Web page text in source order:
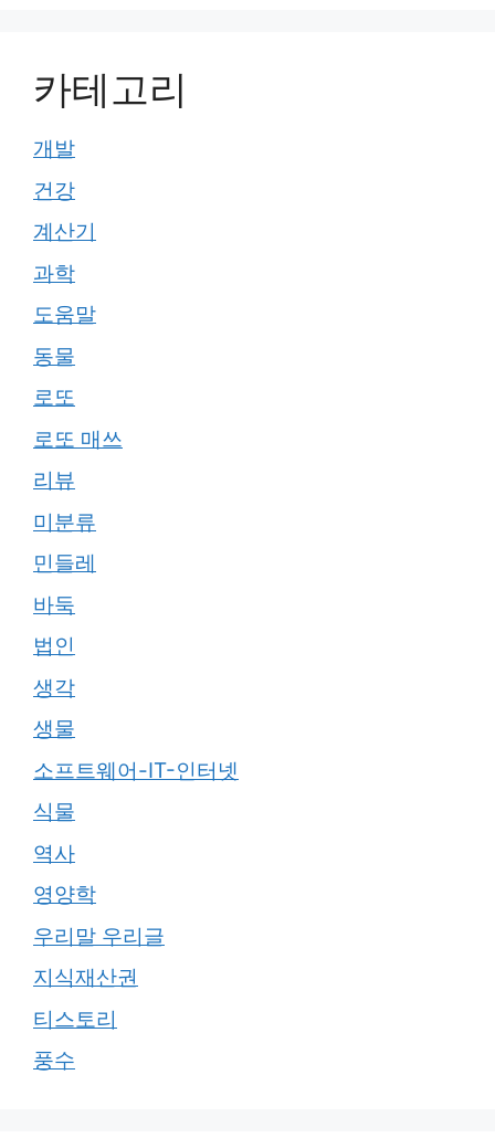
카테고리
개발
건강
계산기
과학
도움말
동물
로또
로또 매쓰
리뷰
미분류
민들레
바둑
법인
생각
생물
소프트웨어-IT-인터넷
식물
역사
영양학
우리말 우리글
지식재산권
티스토리
풍수